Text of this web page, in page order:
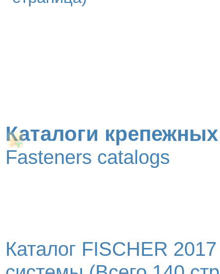
Каталоги
Fasteners catalogs
Каталог FISCHER